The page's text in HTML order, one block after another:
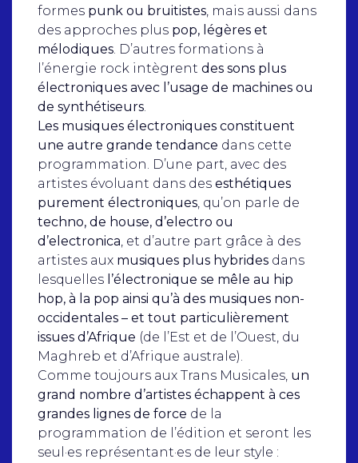
formes punk ou bruitistes, mais aussi dans
des approches plus pop, légères et
mélodiques. D’autres formations à
l’énergie rock intègrent des sons plus
électroniques avec l’usage de machines ou
de synthétiseurs.
Les musiques électroniques constituent
une autre grande tendance dans cette
programmation. D’une part, avec des
artistes évoluant dans des esthétiques
purement électroniques, qu’on parle de
techno, de house, d’electro ou
d’electronica, et d’autre part grâce à des
artistes aux musiques plus hybrides dans
lesquelles l’électronique se mêle au hip
hop, à la pop ainsi qu’à des musiques non-
occidentales – et tout particulièrement
issues d’Afrique (de l’Est et de l’Ouest, du
Maghreb et d’Afrique australe).
Comme toujours aux Trans Musicales, un
grand nombre d’artistes échappent à ces
grandes lignes de force de la
programmation de l’édition et seront les
seul·es représentant·es de leur style :